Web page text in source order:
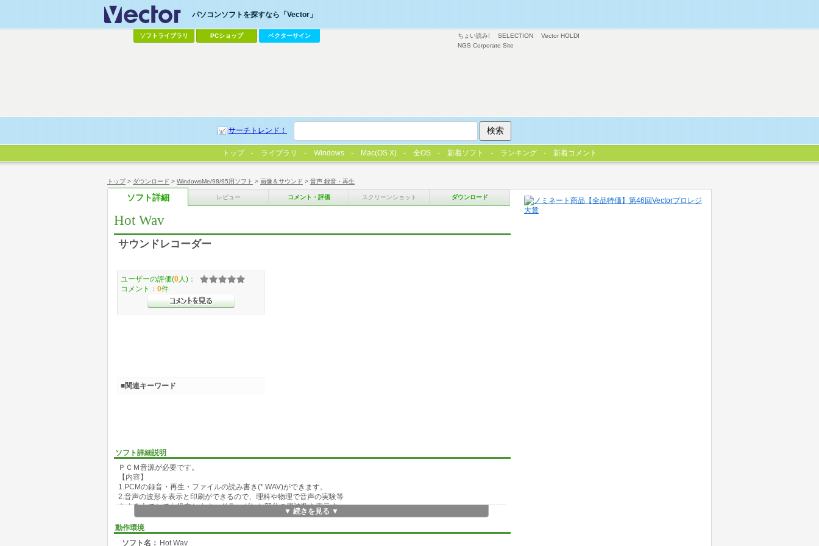
トップ> ダウンロード > WindowsMe/98/95用ソフト > 画像＆サウンド > 音声 録音・再生
ソフト詳細 レビュー コメント・評価 スクリーンショット ダウンロード
Hot Wav
サウンドレコーダー
ソフト詳細説明
ＰＣＭ音源が必要です。
【内容】
1.PCMの録音・再生・ファイルの読み書き(*.WAV)ができます。
2.音声の波形を表示と印刷ができるので、理科や物理で音声の実験等
をする上でとても役立ちます。ドラッグした部分の周波数を表示す
ることもできます。
3.任意の部分を削除することができるので、不要な無音部分などを
削除するときなどに便利です。
▼ 続きを見る ▼
動作環境
ソフト名： Hot Wav
ユーザーの評価(0 人)：
コメント： 0件
■関連キーワード
ちょい読み! SELECTION
Vector HOLDI
NGS Corporate Site
パソコンソフトを探すなら「Vector」
ソフトライブラリ PCショップ ベクターサイン
サーチトレンド！
トップ ライブラリ Windows Mac(OS X) 全OS 新着ソフト ランキング 新着コメント